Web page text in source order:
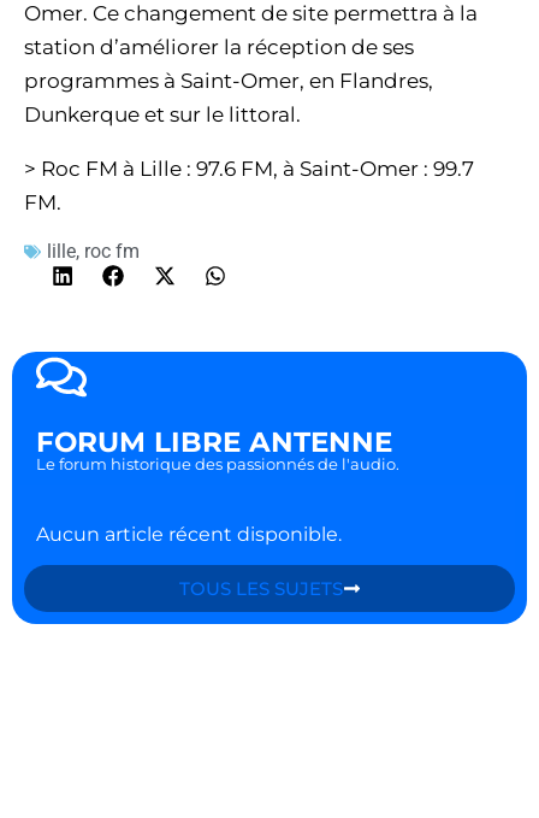
Omer. Ce changement de site permettra à la
station d’améliorer la réception de ses
programmes à Saint-Omer, en Flandres,
Dunkerque et sur le littoral.
> Roc FM à Lille : 97.6 FM, à Saint-Omer : 99.7
FM.
lille, roc fm
FORUM LIBRE ANTENNE
Le forum historique des passionnés de l'audio.
Aucun article récent disponible.
TOUS LES SUJETS